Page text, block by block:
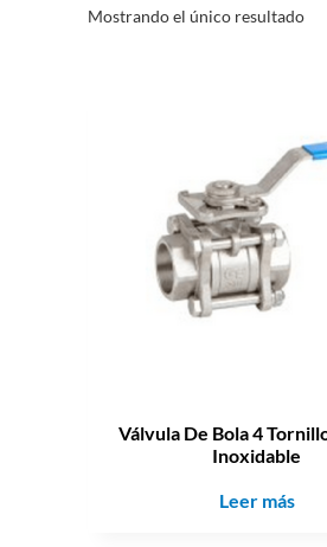
Mostrando el único resultado
Válvula De Bola 4
Inoxidable
Leer más